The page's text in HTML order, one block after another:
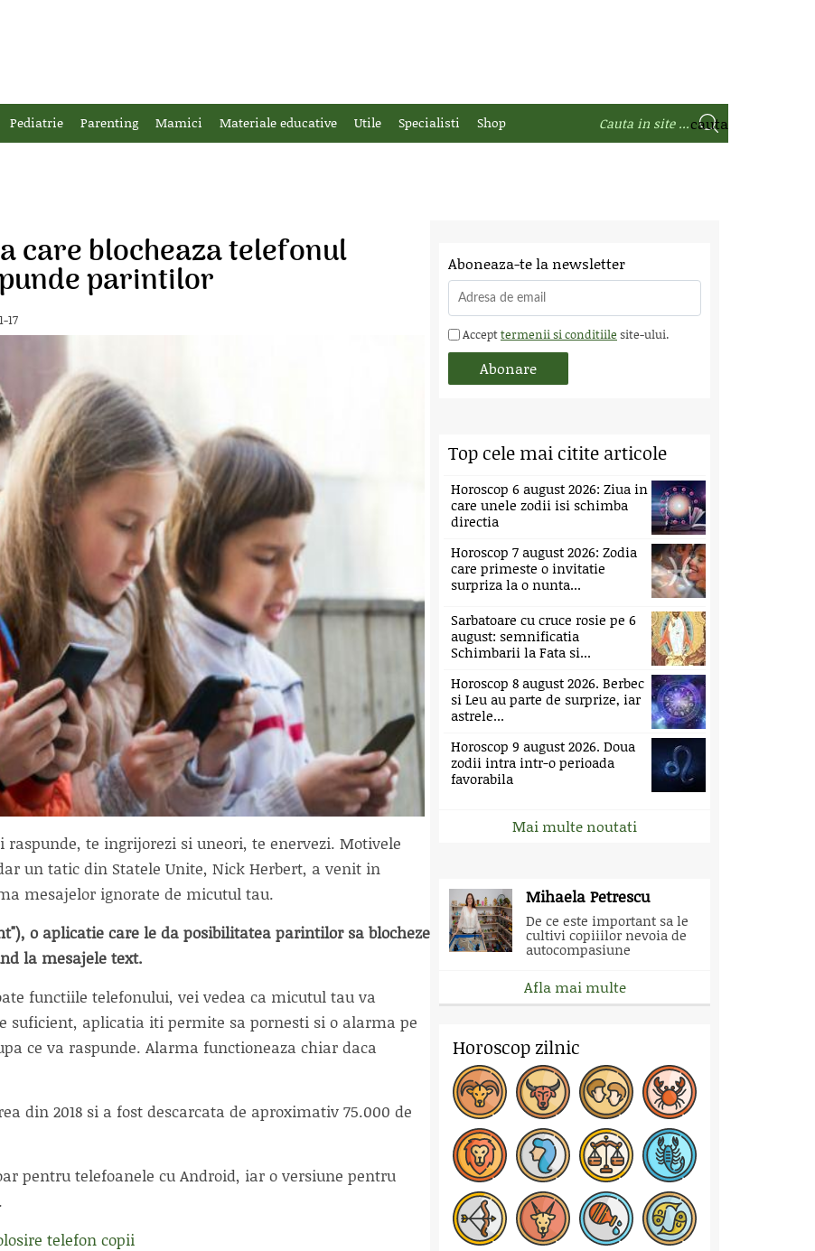
Pediatrie Parenting Mamici Materiale educative Utile Specialisti Shop
care blocheaza telefonul
parintilor
17
te ingrijorezi si uneori, te enervezi. Motivele
un tatic din Statele Unite, Nick Herbert, a venit in
mesajelor ignorate de micutul tau.
o aplicatie care le da posibilitatea parintilor sa blocheze
la mesajele text.
functiile telefonului, vei vedea ca micutul tau va
suficient, aplicatia iti permite sa pornesti si o alarma pe
ce va raspunde. Alarma functioneaza chiar daca
din 2018 si a fost descarcata de aproximativ 75.000 de
pentru telefoanele cu Android, iar o versiune pentru
telefon copii
Aboneaza-te la newsletter
Accepttermenii si conditiile site-ului.
Top cele mai citite articole
Horoscop 6 august 2026: Ziua in
care unele zodii isi schimba
directia
Horoscop 7 august 2026: Zodia
care primeste o invitatie
surpriza la o nunta...
Sarbatoare cu cruce rosie pe 6
august: semnificatia
Schimbarii la Fata si...
Horoscop 8 august 2026. Berbec
si Leu au parte de surprize, iar
astrele...
Horoscop 9 august 2026. Doua
zodii intra intr-o perioada
favorabila
Mai multe noutati
Mihaela Petrescu
De ce este important sa le
cultivi copiiilor nevoia de
autocompasiune
Afla mai multe
Horoscop zilnic